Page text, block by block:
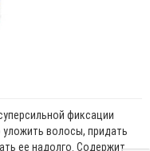
фиксации
уложить волосы, придать
ее надолго. Содержит